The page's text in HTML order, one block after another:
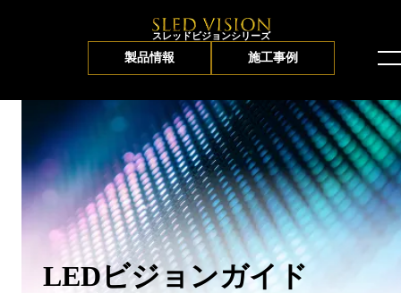
スレッドビジョンシリーズ
製品情報 施工事例
LEDビジョンガイド 一覧